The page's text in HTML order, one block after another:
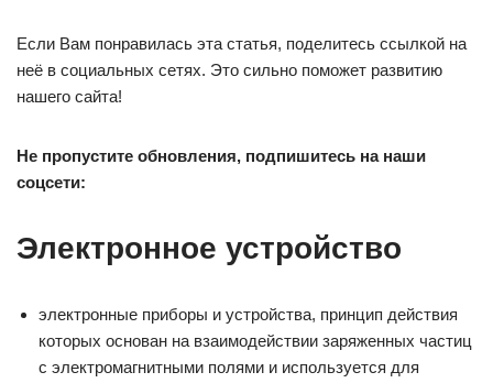
Если Вам понравилась эта статья, поделитесь ссылкой на
неё в социальных сетях. Это сильно поможет развитию
нашего сайта!
Не пропустите обновления, подпишитесь на наши
соцсети:
Электронное устройство
электронные приборы и устройства, принцип действия
которых основан на взаимодействии заряженных частиц
с электромагнитными полями и используется для